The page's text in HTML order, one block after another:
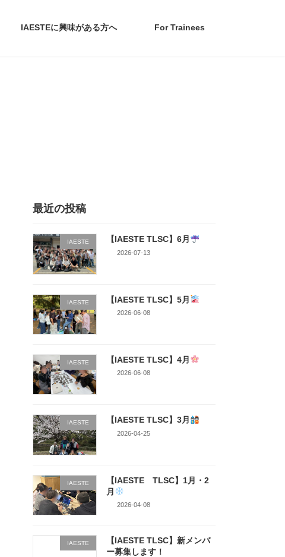
IAESTEに興味がある方へ For Trainees
最近の投稿
IAESTE 【IAESTE TLSC】6月
2026-07-13
IAESTE 【IAESTE TLSC】5月
2026-06-08
IAESTE 【IAESTE TLSC】4月
2026-06-08
IAESTE 【IAESTE TLSC】3月
2026-04-25
IAESTE
【IAESTE TLSC】1月・2
月
2026-04-08
IAESTE
【IAESTE TLSC】新メンバ
ー募集します！